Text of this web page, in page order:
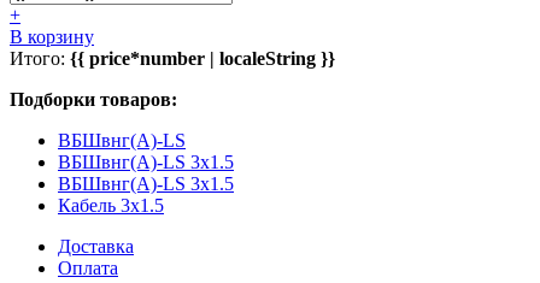
+
В корзину
Итого: {{ price*number | localeString }}
Подборки товаров:
ВБШвнг(А)-LS
ВБШвнг(А)-LS 3x1.5
ВБШвнг(A)-LS 3x1.5
Кабель 3x1.5
Доставка
Оплата